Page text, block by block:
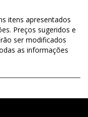
itens apresentados
Preços sugeridos e
ser modificados
as informações